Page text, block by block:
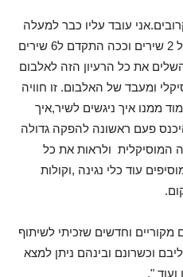
עובד עליו כבר למעלה
זה בכלל התחיל מרעיון ל 2 שירים וככה התקדם ל6 שירים
את כל הרעיון הזה לאלבום
ומעבד של האלבום. זו חוויה
ממנו איך ניגשים לשיר,איך
פעם ראשונה להפקה גדולה
המוסיקלית ולראות את כל
עוד כלי נגינה ,וקולות
וחדשים שזכיתי לשיתוף
וכשרונם ובינהם ניתן למצא
".